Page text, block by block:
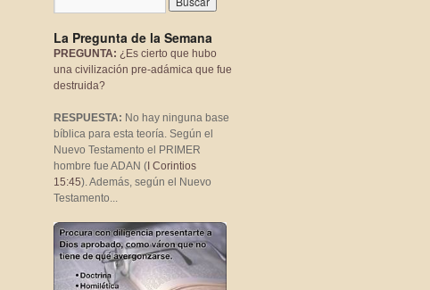
La Pregunta de la Semana
PREGUNTA: ¿Es cierto que hubo
una civilización pre-adámica que fue
destruida?
RESPUESTA: No hay ninguna base
bíblica para esta teoría. Según el
Nuevo Testamento el PRIMER
hombre fue ADAN ( I Corintios
15:45). Además, según el Nuevo
Testamento...